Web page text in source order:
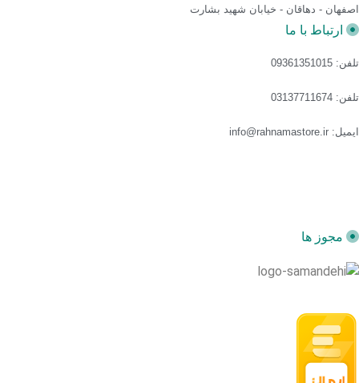
اصفهان - دهاقان - خیابان شهید بشارت
ارتباط با ما
تلفن: 09361351015
تلفن: 03137711674
ایمیل: info@rahnamastore.ir
مجوز ها